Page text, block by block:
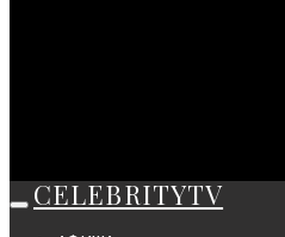
CELEBRITYTV